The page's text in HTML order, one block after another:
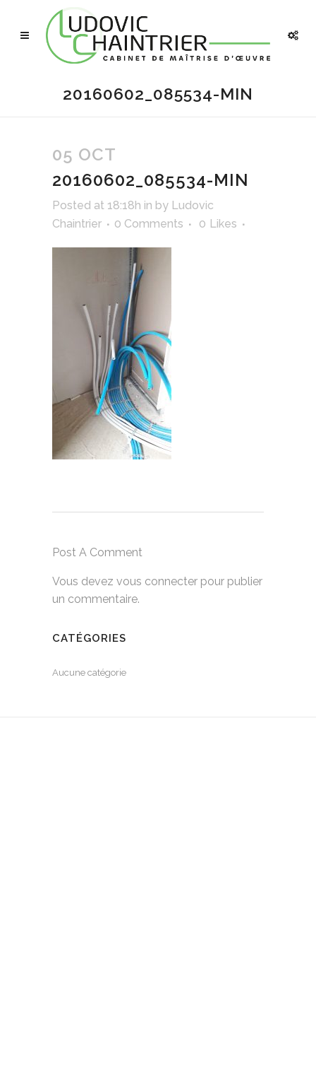
20160602_085534-MIN
05 OCT
20160602_085534-MIN
Posted at 18:18h in by Ludovic
Chaintrier
0 Comments 0 Likes
Post A Comment
Vous devez vous connecter pour publier
un commentaire.
CATÉGORIES
Aucune catégorie